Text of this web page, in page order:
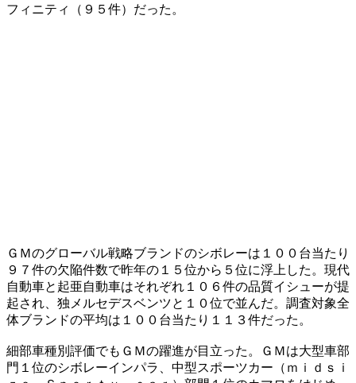
フィニティ（９５件）だった。
ＧＭのグローバル戦略ブランドのシボレーは１００台当たり
９７件の欠陥件数で昨年の１５位から５位に浮上した。現代
自動車と起亜自動車はそれぞれ１０６件の品質イシューが提
起され、独メルセデスベンツと１０位で並んだ。調査対象全
体ブランドの平均は１００台当たり１１３件だった。
細部車種別評価でもＧＭの躍進が目立った。ＧＭは大型車部
門１位のシボレーインパラ、中型スポーツカー（ｍｉｄｓｉ